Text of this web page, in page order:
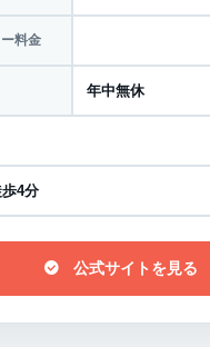
料金
年中無休
4分
公式サイトを見る